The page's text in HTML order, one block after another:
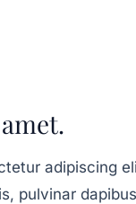
adipiscing
pulvinar